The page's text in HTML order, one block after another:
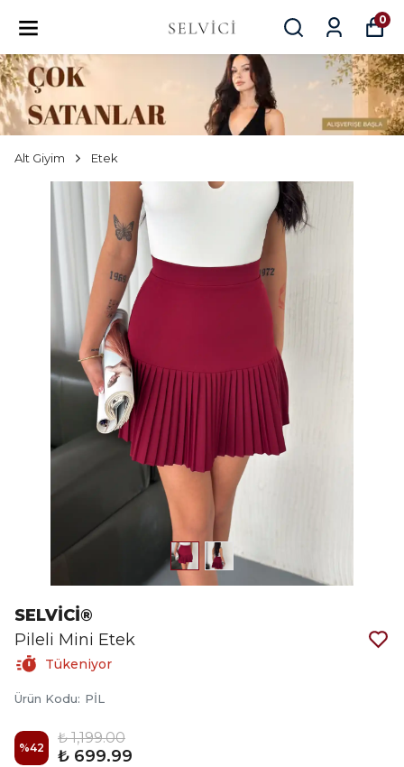
0
Alt Giyim Etek
SELVİCİ®
Pileli Mini Etek
Tükeniyor
Ürün Kodu: PİL
%42
₺ 1,199.00
₺ 699.99